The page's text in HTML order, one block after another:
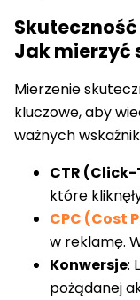
Jak mierzyć
Mierzenie
kluczowe, aby
ważnych
CTR
które
CPC (Cost
w reklamę.
Konwersje:
pożądanej